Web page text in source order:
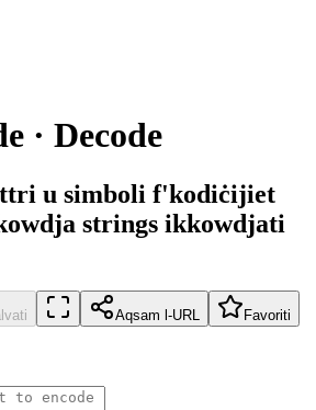
· Decode
u simboli f'kodiċijiet
strings ikkowdjati
Aqsam l-URL
Favoriti